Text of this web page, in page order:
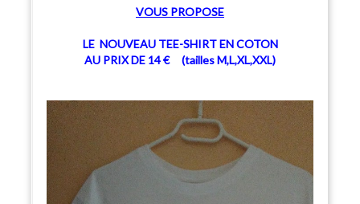
VOUS PROPOSE
LE NOUVEAU TEE-SHIRT EN COTON
AU PRIX DE 14 € (tailles M,L,XL,XXL)